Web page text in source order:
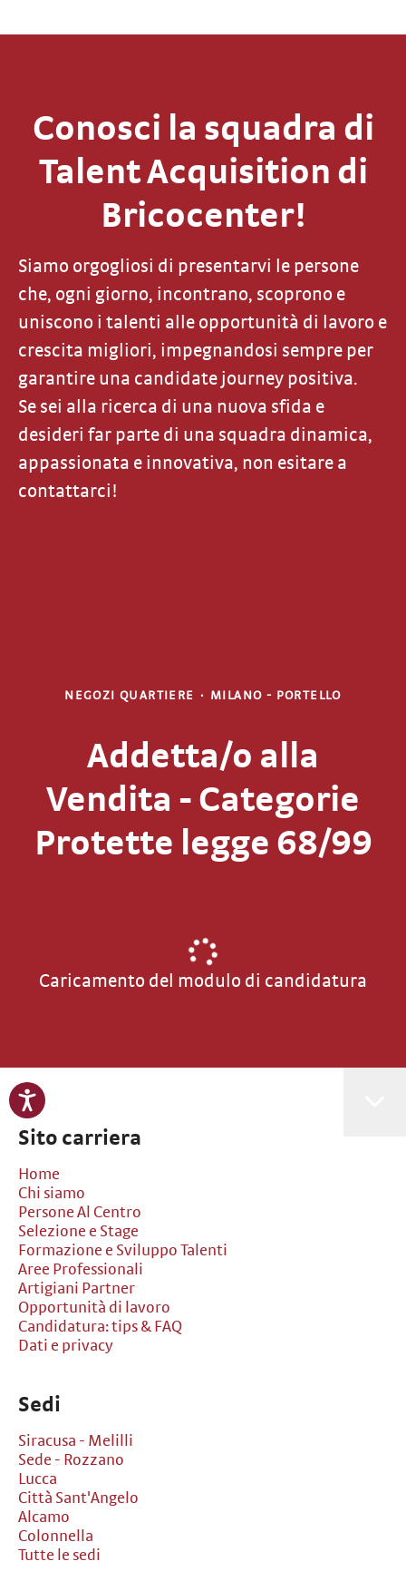
Conosci la squadra di
Talent Acquisition di
Bricocenter!
Siamo orgogliosi di presentarvi le persone
che, ogni giorno, incontrano, scoprono e
uniscono i talenti alle opportunità di lavoro e
crescita migliori, impegnandosi sempre per
garantire una candidate journey positiva.
Se sei alla ricerca di una nuova sfida e
desideri far parte di una squadra dinamica,
appassionata e innovativa, non esitare a
contattarci!
NEGOZI QUARTIERE · MILANO - PORTELLO
Addetta/o alla
Vendita - Categorie
Protette legge 68/99
Caricamento del modulo di candidatura
Sito carriera
Home
Chi siamo
Persone Al Centro
Selezione e Stage
Formazione e Sviluppo Talenti
Aree Professionali
Artigiani Partner
Opportunità di lavoro
Candidatura: tips & FAQ
Dati e privacy
Sedi
Siracusa - Melilli
Sede - Rozzano
Lucca
Città Sant'Angelo
Alcamo
Colonnella
Tutte le sedi